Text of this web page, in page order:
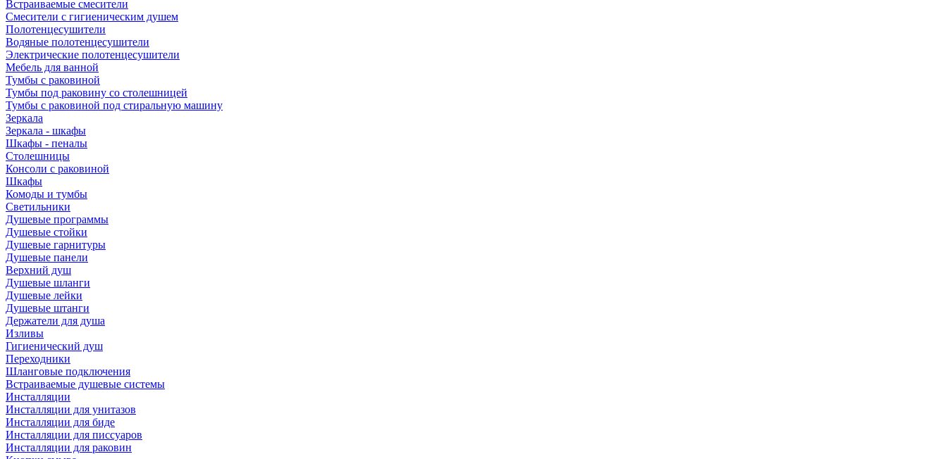
Встраиваемые смесители
Смесители с гигиеническим душем
Полотенцесушители
Водяные полотенцесушители
Электрические полотенцесушители
Мебель для ванной
Тумбы с раковиной
Тумбы под раковину со столешницей
Тумбы с раковиной под стиральную машину
Зеркала
Зеркала - шкафы
Шкафы - пеналы
Столешницы
Консоли с раковиной
Шкафы
Комоды и тумбы
Светильники
Душевые программы
Душевые стойки
Душевые гарнитуры
Душевые панели
Верхний душ
Душевые шланги
Душевые лейки
Душевые штанги
Держатели для душа
Изливы
Гигиенический душ
Переходники
Шланговые подключения
Встраиваемые душевые системы
Инсталляции
Инсталляции для унитазов
Инсталляции для биде
Инсталляции для писсуаров
Инсталляции для раковин